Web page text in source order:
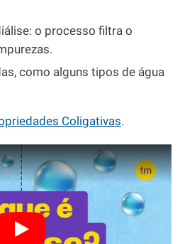
o processo filtra o
como alguns tipos de água
Coligativas.